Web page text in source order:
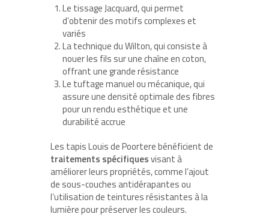
Le tissage Jacquard, qui permet
d’obtenir des motifs complexes et
variés
La technique du Wilton, qui consiste à
nouer les fils sur une chaîne en coton,
offrant une grande résistance
Le tuftage manuel ou mécanique, qui
assure une densité optimale des fibres
pour un rendu esthétique et une
durabilité accrue
Les tapis Louis de Poortere bénéficient de
traitements spécifiquesvisant à
améliorer leurs propriétés, comme l’ajout
de sous-couches antidérapantes ou
l’utilisation de teintures résistantes à la
lumière pour préserver les couleurs.